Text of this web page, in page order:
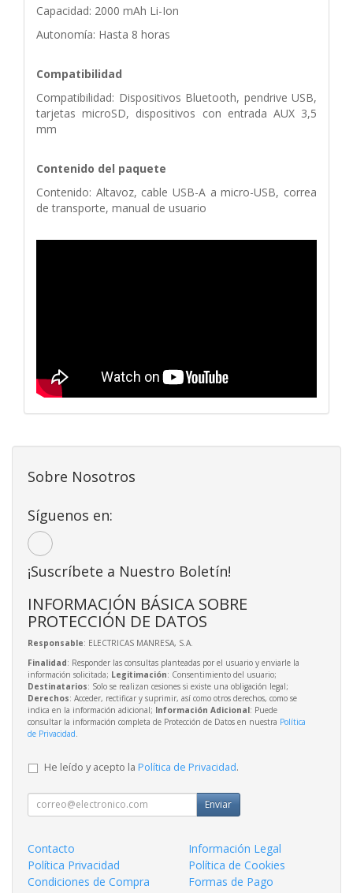
Capacidad: 2000 mAh Li-Ion
Autonomía: Hasta 8 horas
Compatibilidad
Compatibilidad: Dispositivos Bluetooth, pendrive USB,
tarjetas microSD, dispositivos con entrada AUX 3,5
mm
Contenido del paquete
Contenido: Altavoz, cable USB-A a micro-USB, correa
de transporte, manual de usuario
Sobre Nosotros
Síguenos en:
¡Suscríbete a Nuestro Boletín!
INFORMACIÓN BÁSICA SOBRE
PROTECCIÓN DE DATOS
Responsable: ELECTRICAS MANRESA, S.A.
Finalidad: Responder las consultas planteadas por el usuario y enviarle la
información solicitada; Legitimación: Consentimiento del usuario;
Destinatarios: Solo se realizan cesiones si existe una obligación legal;
Derechos: Acceder, rectificar y suprimir, así como otros derechos, como se
indica en la información adicional; Información Adicional: Puede
consultar la información completa de Protección de Datos en nuestra Política
de Privacidad.
He leído y acepto la Política de Privacidad.
Enviar
Contacto
Información Legal
Política Privacidad
Política de Cookies
Condiciones de Compra
Formas de Pago